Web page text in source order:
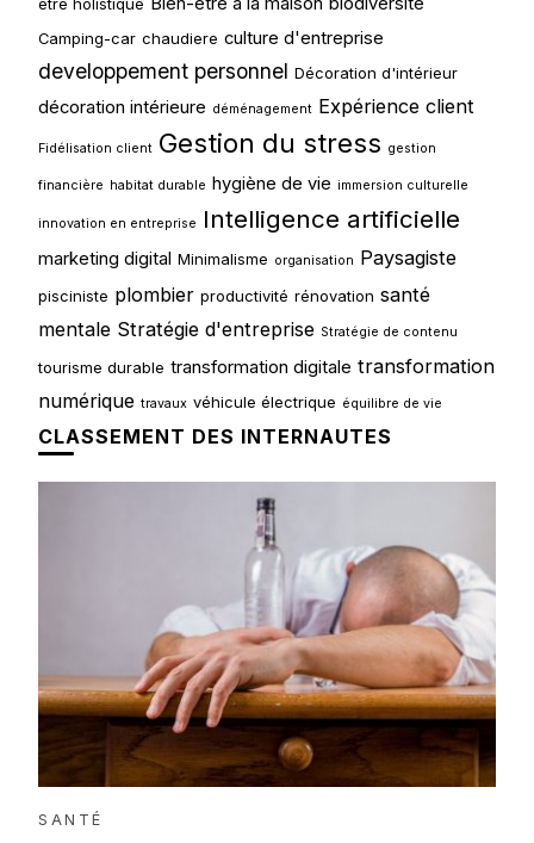
être holistique
Camping-car chaudiere culture d'entreprise
developpement personnel Décoration d'intérieur
décoration intérieure déménagement Expérience client
Fidélisation client Gestion du stress gestion
financière habitat durable hygiène de vie immersion culturelle
innovation en entreprise Intelligence artificielle
marketing digital Minimalisme organisation Paysagiste
pisciniste plombier productivité rénovation santé
mentale Stratégie d'entreprise Stratégie de contenu
tourisme durable transformation digitale transformation
numérique travaux véhicule électrique équilibre de vie
CLASSEMENT DES INTERNAUTES
SANTÉ